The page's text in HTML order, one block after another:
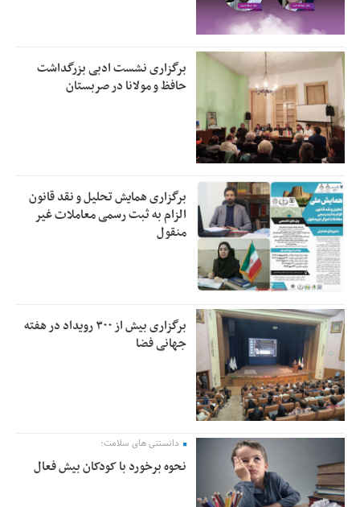
برگزاری نشست ادبی بزرگداشت
حافظ و مولانا در صربستان
برگزاری همایش تحلیل و نقد قانون
الزام به ثبت رسمی معاملات غیر
منقول
برگزاری بیش از ۳۰۰ رویداد در هفته
جهانی فضا
دانستنی های سلامت؛
نحوه برخورد با کودکان بیش فعال